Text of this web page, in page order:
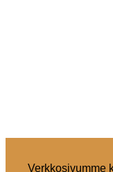
Verkkosivumme